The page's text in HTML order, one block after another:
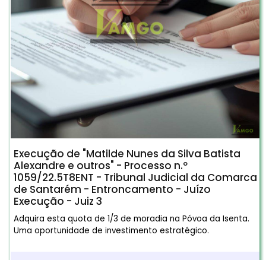
Execução de "Matilde Nunes da Silva Batista
Alexandre e outros" - Processo n.º
1059/22.5T8ENT - Tribunal Judicial da Comarca
de Santarém - Entroncamento - Juízo
Execução - Juiz 3
Adquira esta quota de 1/3 de moradia na Póvoa da Isenta.
Uma oportunidade de investimento estratégico.